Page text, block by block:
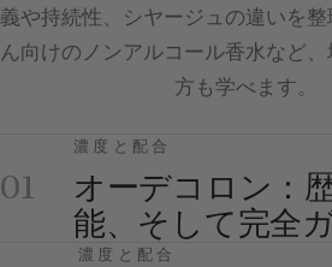
義や持続性、シヤージュの違いを
ん向けのノンアルコール香水など
方も学べます。
01
濃度と配合
オーデコロン：
能、そして完全
濃度と配合